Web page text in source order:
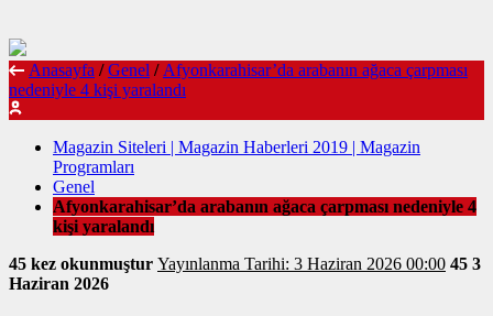
Anasayfa / Genel / Afyonkarahisar’da arabanın ağaca çarpması
nedeniyle 4 kişi yaralandı
Magazin Siteleri | Magazin Haberleri 2019 | Magazin
Programları
Genel
Afyonkarahisar’da arabanın ağaca çarpması nedeniyle 4
kişi yaralandı
45 kez okunmuştur
Yayınlanma Tarihi: 3 Haziran 2026 00:00 45 3
Haziran 2026